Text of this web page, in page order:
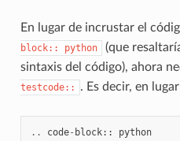
En lugar de incrustar el
block::
python
(que
sintaxis del código), ahora
testcode::
. Es decir, en
.. code- block:: python